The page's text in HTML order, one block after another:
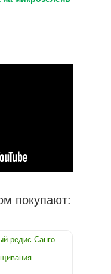
покупают:
редис Санго